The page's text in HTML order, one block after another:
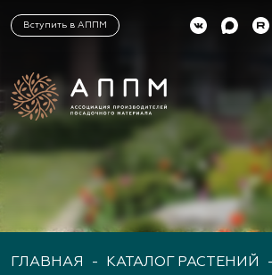
Вступить в АППМ
ГЛАВНАЯ - КАТАЛОГ РАСТЕНИЙ -